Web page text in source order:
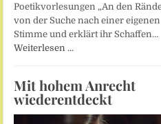
Poetikvorlesungen „An den
von der Suche nach einer eigenen
Stimme und erklärt ihr Schaffen…
Weiterlesen …
Mit hohem Anrecht
wiederentdeckt